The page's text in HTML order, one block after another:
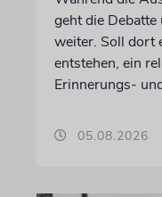
geht die
weiter. Soll dort
entstehen, ein
Erinnerungs-
05.08.2026